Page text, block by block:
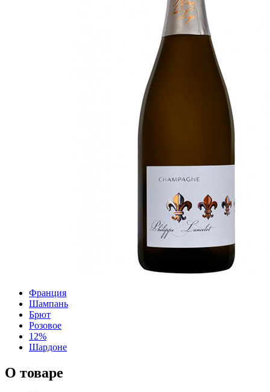
Франция
Шампань
Брют
Розовое
12%
Шардоне
О товаре